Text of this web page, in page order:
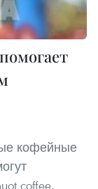
кофейные
coffee,